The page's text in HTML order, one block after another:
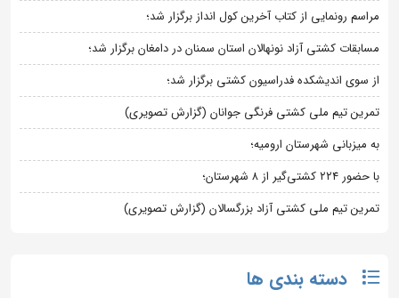
مراسم رونمایی از کتاب آخرین کول انداز برگزار شد؛
مسابقات کشتی آزاد نونهالان استان سمنان در دامغان برگزار شد؛
از سوی اندیشکده فدراسیون کشتی برگزار شد؛
تمرین تیم ملی کشتی فرنگی جوانان (گزارش تصویری)
به میزبانی شهرستان ارومیه؛
با حضور ۲۲۴ کشتی‌گیر از ۸ شهرستان؛
تمرین تیم ملی کشتی آزاد بزرگسالان (گزارش تصویری)
دسته بندی ها